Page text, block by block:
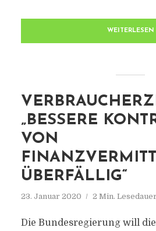
WEITERLESEN
„BESSERE
VON
ÜBERFÄLLIG“
23. Januar 2020 2 Min. Lesedauer
Die Bundesregierung will